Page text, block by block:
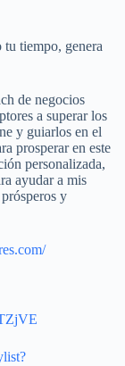
tiempo, genera
de negocios
a superar los
y guiarlos en el
prosperar en este
personalizada,
ayudar a mis
y